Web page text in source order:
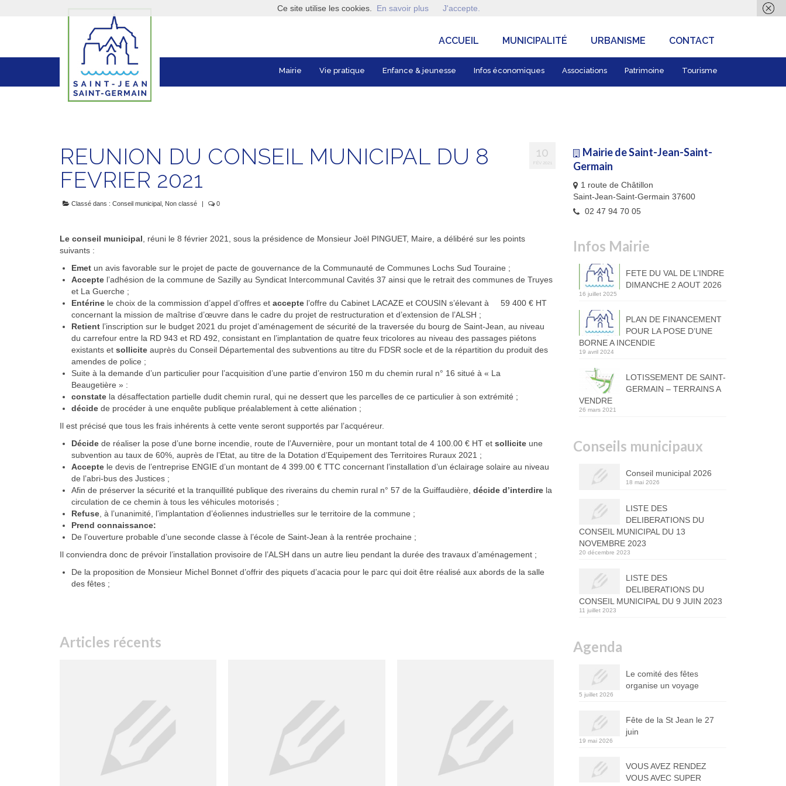
ACCUEIL MUNICIPALITÉ URBANISME CONTACT
Mairie Vie pratique Enfance & jeunesse Infos économiques Associations Patrimoine Tourisme
10
FÉV 2021
REUNION DU CONSEIL MUNICIPAL DU 8
FEVRIER 2021
Classé dans : Conseil municipal Non classé | 0
Le conseil municipal , réuni le 8 février 2021, sous la présidence de Monsieur Joël PINGUET, Maire, a délibéré sur les points
suivants :
Emet un avis favorable sur le projet de pacte de gouvernance de la Communauté de Communes Lochs Sud Touraine ;
Accepte l’adhésion de la commune de Sazilly au Syndicat Intercommunal Cavités 37 ainsi que le retrait des communes de Truyes
et La Guerche ;
Entérine le choix de la commission d’appel d’offres et accepte l’offre du Cabinet LACAZE et COUSIN s’élevant à 59 400 € HT
concernant la mission de maîtrise d’œuvre dans le cadre du projet de restructuration et d’extension de l’ALSH ;
Retient l’inscription sur le budget 2021 du projet d’aménagement de sécurité de la traversée du bourg de Saint-Jean, au niveau
du carrefour entre la RD 943 et RD 492, consistant en l’implantation de quatre feux tricolores au niveau des passages piétons
existants et sollicite auprès du Conseil Départemental des subventions au titre du FDSR socle et de la répartition du produit des
amendes de police ;
Suite à la demande d’un particulier pour l’acquisition d’une partie d’environ 150 m du chemin rural n° 16 situé à « La
Beaugetière » :
constate la désaffectation partielle dudit chemin rural, qui ne dessert que les parcelles de ce particulier à son extrémité ;
décide de procéder à une enquête publique préalablement à cette aliénation ;
Il est précisé que tous les frais inhérents à cette vente seront supportés par l’acquéreur.
Décide de réaliser la pose d’une borne incendie, route de l’Auvernière, pour un montant total de 4 100.00 € HT et sollicite une
subvention au taux de 60%, auprès de l’Etat, au titre de la Dotation d’Equipement des Territoires Ruraux 2021 ;
Accepte le devis de l’entreprise ENGIE d’un montant de 4 399.00 € TTC concernant l’installation d’un éclairage solaire au niveau
de l’abri-bus des Justices ;
Afin de préserver la sécurité et la tranquillité publique des riverains du chemin rural n° 57 de la Guiffaudière, décide d’interdire la
circulation de ce chemin à tous les véhicules motorisés ;
Refuse , à l’unanimité, l’implantation d’éoliennes industrielles sur le territoire de la commune ;
Prend connaissance:
De l’ouverture probable d’une seconde classe à l’école de Saint-Jean à la rentrée prochaine ;
Il conviendra donc de prévoir l’installation provisoire de l’ALSH dans un autre lieu pendant la durée des travaux d’aménagement ;
De la proposition de Monsieur Michel Bonnet d’offrir des piquets d’acacia pour le parc qui doit être réalisé aux abords de la salle
des fêtes ;
Articles récents
Mairie de Saint-Jean-Saint-
Germain
1 route de Châtillon
Saint-Jean-Saint-Germain 37600
02 47 94 70 05
Infos Mairie
FETE DU VAL DE L’INDRE
DIMANCHE 2 AOUT 2026
16 juillet 2025
PLAN DE FINANCEMENT
POUR LA POSE D’UNE
BORNE A INCENDIE
19 avril 2024
LOTISSEMENT DE SAINT-
GERMAIN – TERRAINS A
VENDRE
26 mars 2021
Conseils municipaux
Conseil municipal 2026
18 mai 2026
LISTE DES
DELIBERATIONS DU
CONSEIL MUNICIPAL DU 13
NOVEMBRE 2023
20 décembre 2023
LISTE DES
DELIBERATIONS DU
CONSEIL MUNICIPAL DU 9 JUIN 2023
11 juillet 2023
Agenda
Le comité des fêtes
organise un voyage
5 juillet 2026
Fête de la St Jean le 27
juin
19 mai 2026
VOUS AVEZ RENDEZ
VOUS AVEC SUPER
Ce site utilise les cookies. En savoir plus J'accepte.